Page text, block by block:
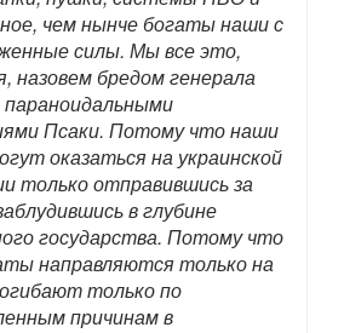
чем нынче богаты наши с
силы. Мы все это,
назовем бредом генерала
параноидальными
Псаки. Потому что наши
оказаться на украинской
только отправившись за
в глубине
государства. Потому что
направляются только на
только по
причинам в